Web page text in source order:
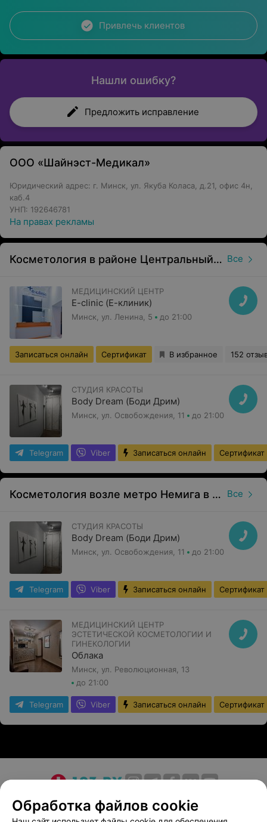
Привлечь клиентов
Нашли ошибку?
Предложить исправление
ООО «Шайнэст-Медикал»
Юридический адрес: г. Минск, ул. Якуба Коласа, д.21, офис 4н,
каб.4
УНП: 192646781
На правах рекламы
Косметология в районе Центральный в Минске Все
МЕДИЦИНСКИЙ ЦЕНТР
E-clinic (Е-клиник)
Минск, ул. Ленина, 5 до 21:00
Записаться онлайн Сертификат В избранное 152
СТУДИЯ КРАСОТЫ
Body Dream (Боди Дрим)
Минск, ул. Освобождения, 11 до 21:00
Telegram Viber Записаться онлайн Сертификат
Косметология возле метро Немига в Минске Все
СТУДИЯ КРАСОТЫ
Body Dream (Боди Дрим)
Минск, ул. Освобождения, 11 до 21:00
Telegram Viber Записаться онлайн Сертификат
МЕДИЦИНСКИЙ ЦЕНТР
ЭСТЕТИЧЕСКОЙ КОСМЕТОЛОГИИ И
ГИНЕКОЛОГИИ
Облака
Минск, ул. Революционная, 13
до 21:00
Telegram Viber Записаться онлайн Сертификат
О проекте Новости проекта
Размещение рекламы
Медицинский маркетинг
Публичный договор
Обработка файлов cookie